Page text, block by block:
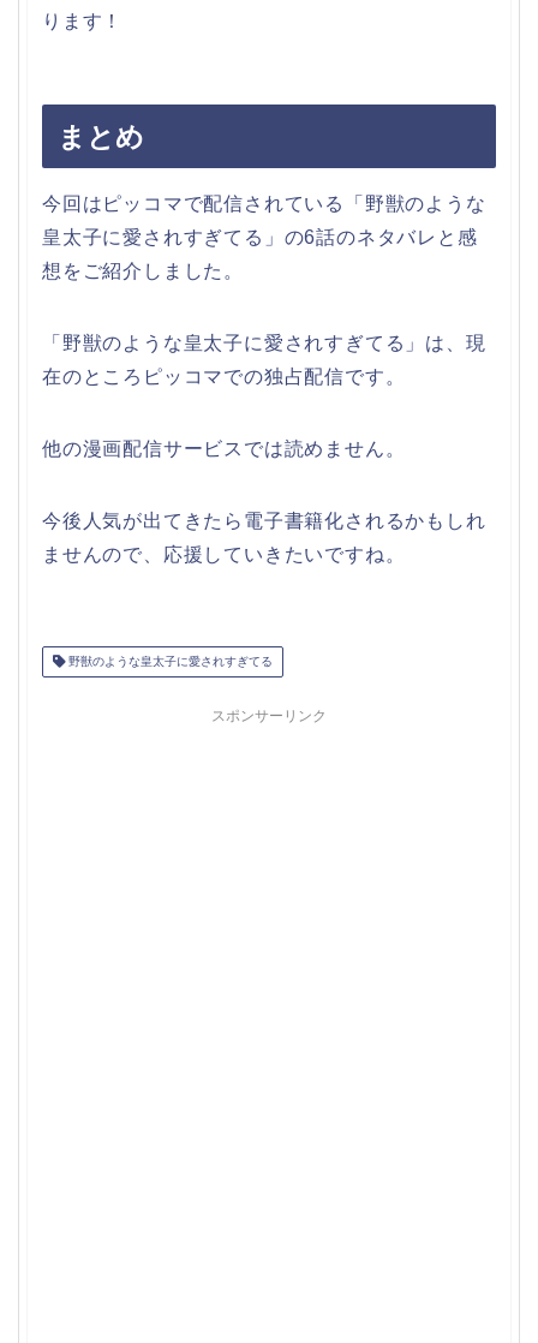
ります！
まとめ
今回はピッコマで配信されている「野獣のような
皇太子に愛されすぎてる」の6話のネタバレと感
想をご紹介しました。
「野獣のような皇太子に愛されすぎてる」は、現
在のところピッコマでの独占配信です。
他の漫画配信サービスでは読めません。
今後人気が出てきたら電子書籍化されるかもしれ
ませんので、応援していきたいですね。
野獣のような皇太子に愛されすぎてる
スポンサーリンク